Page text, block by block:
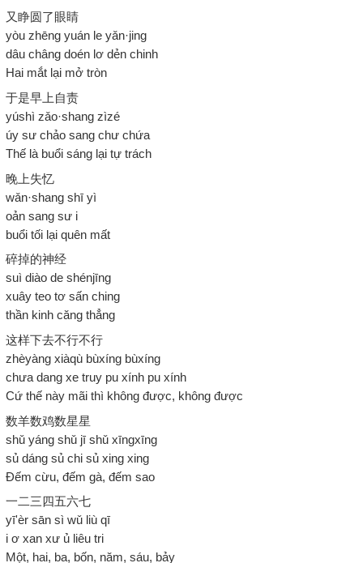
又睁圆了眼睛
yòu zhēng yuán le yǎn·jing
dâu châng doén lơ dẻn chinh
Hai mắt lại mở tròn
于是早上自责
yúshì zǎo·shang zìzé
úy sư chảo sang chư chứa
Thế là buổi sáng lại tự trách
晚上失忆
wǎn·shang shī yì
oản sang sư i
buổi tối lại quên mất
碎掉的神经
suì diào de shénjīng
xuây teo tơ sấn ching
thần kinh căng thẳng
这样下去不行不行
zhèyàng xiàqù bùxíng bùxíng
chưa dang xe truy pu xính pu xính
Cứ thế này mãi thì không được, không được
数羊数鸡数星星
shǔ yáng shǔ jī shǔ xīngxīng
sủ dáng sủ chi sủ xing xing
Đếm cừu, đếm gà, đếm sao
一二三四五六七
yī'èr sān sì wǔ liù qī
i ơ xan xư ủ liêu tri
Một, hai, ba, bốn, năm, sáu, bảy